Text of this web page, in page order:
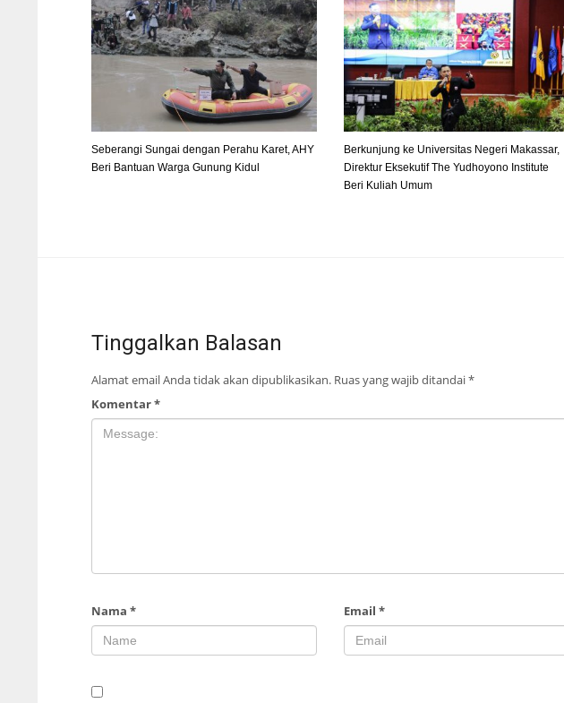
Seberangi Sungai dengan Perahu Karet, AHY
Beri Bantuan Warga Gunung Kidul
Berkunjung ke Universitas Negeri Makassar,
Direktur Eksekutif The Yudhoyono Institute
Beri Kuliah Umum
Tinggalkan Balasan
Alamat email Anda tidak akan dipublikasikan. Ruas yang wajib ditandai*
Komentar*
Nama * Email*